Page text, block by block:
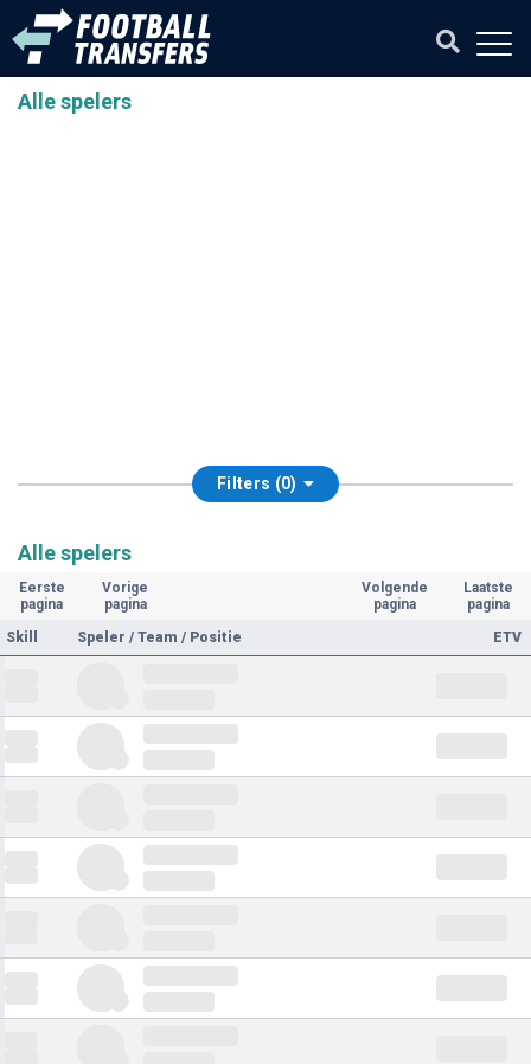
Alle spelers
Filters (0)
Alle spelers
Eerste
pagina
Vorige
pagina
Volgende
pagina
Laatste
pagina
Skill
Speler / Team / Positie ETV